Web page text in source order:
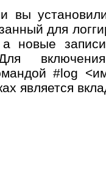
вы
для
а новые
#log
является